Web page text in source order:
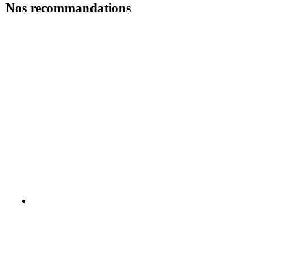
Nos recommandations